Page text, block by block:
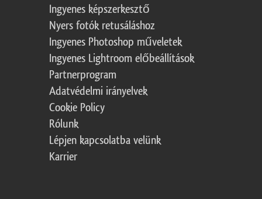
Ingyenes képszerkesztő
Nyers fotók retusáláshoz
Ingyenes Photoshop műveletek
Ingyenes Lightroom előbeállítások
Partnerprogram
Adatvédelmi irányelvek
Cookie Policy
Rólunk
Lépjen kapcsolatba velünk
Karrier